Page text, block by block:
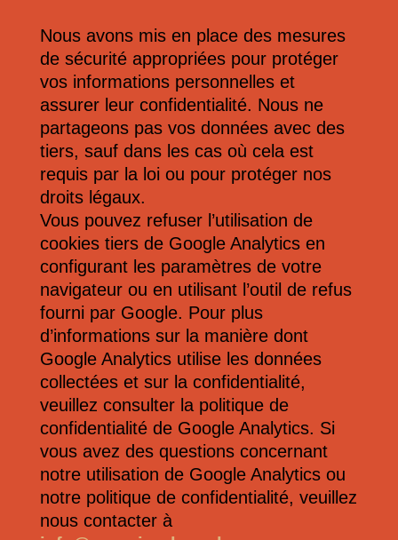
Nous avons mis en place des mesures
de sécurité appropriées pour protéger
vos informations personnelles et
assurer leur confidentialité. Nous ne
partageons pas vos données avec des
tiers, sauf dans les cas où cela est
requis par la loi ou pour protéger nos
droits légaux.
Vous pouvez refuser l’utilisation de
cookies tiers de Google Analytics en
configurant les paramètres de votre
navigateur ou en utilisant l’outil de refus
fourni par Google. Pour plus
d’informations sur la manière dont
Google Analytics utilise les données
collectées et sur la confidentialité,
veuillez consulter la politique de
confidentialité de Google Analytics. Si
vous avez des questions concernant
notre utilisation de Google Analytics ou
notre politique de confidentialité, veuillez
nous contacter à